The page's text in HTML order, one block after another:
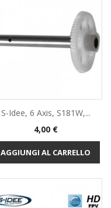
S-Idee, 6 Axis, S181W,...
Prezzo
4,00 €
AGGIUNGI AL CARRELLO